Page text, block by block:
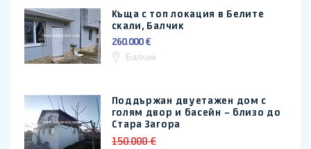
Къща с топ локация в Белите
скали, Балчик
260.000 €
Балчик
Поддържан двуетажен дом с
голям двор и басейн – близо до
Стара Загора
150.000 €